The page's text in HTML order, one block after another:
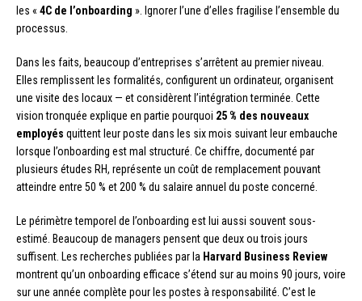
les « 4C de l’onboarding ». Ignorer l’une d’elles fragilise l’ensemble du
processus.
Dans les faits, beaucoup d’entreprises s’arrêtent au premier niveau.
Elles remplissent les formalités, configurent un ordinateur, organisent
une visite des locaux — et considèrent l’intégration terminée. Cette
vision tronquée explique en partie pourquoi 25 % des nouveaux
employés quittent leur poste dans les six mois suivant leur embauche
lorsque l’onboarding est mal structuré. Ce chiffre, documenté par
plusieurs études RH, représente un coût de remplacement pouvant
atteindre entre 50 % et 200 % du salaire annuel du poste concerné.
Le périmètre temporel de l’onboarding est lui aussi souvent sous-
estimé. Beaucoup de managers pensent que deux ou trois jours
suffisent. Les recherches publiées par la Harvard Business Review
montrent qu’un onboarding efficace s’étend sur au moins 90 jours, voire
sur une année complète pour les postes à responsabilité. C’est le